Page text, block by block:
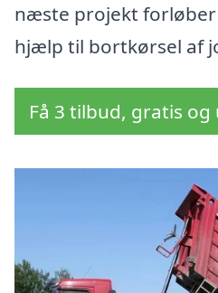
næste projekt
hjælp til bortkørsel af
Få 3 tilbud, gratis